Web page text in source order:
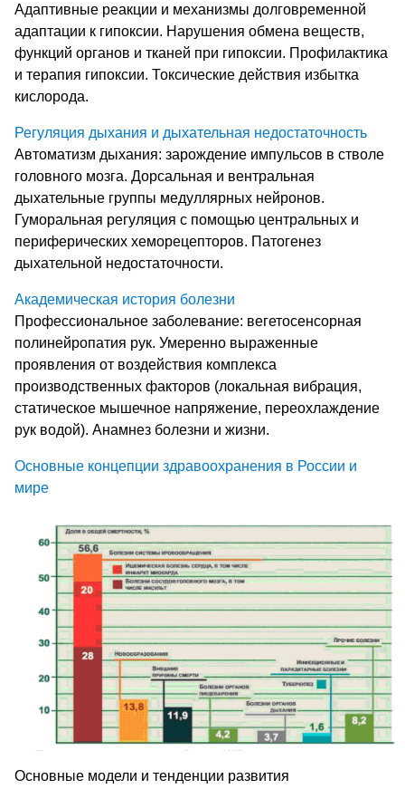
Адаптивные реакции и механизмы долговременной
адаптации к гипоксии. Нарушения обмена веществ,
функций органов и тканей при гипоксии. Профилактика
и терапия гипоксии. Токсические действия избытка
кислорода.
Регуляция дыхания и дыхательная недостаточность
Автоматизм дыхания: зарождение импульсов в стволе
головного мозга. Дорсальная и вентральная
дыхательные группы медуллярных нейронов.
Гуморальная регуляция с помощью центральных и
периферических хеморецепторов. Патогенез
дыхательной недостаточности.
Академическая история болезни
Профессиональное заболевание: вегетосенсорная
полинейропатия рук. Умеренно выраженные
проявления от воздействия комплекса
производственных факторов (локальная вибрация,
статическое мышечное напряжение, переохлаждение
рук водой). Анамнез болезни и жизни.
Основные концепции здравоохранения в России и
мире
Основные модели и тенденции развития